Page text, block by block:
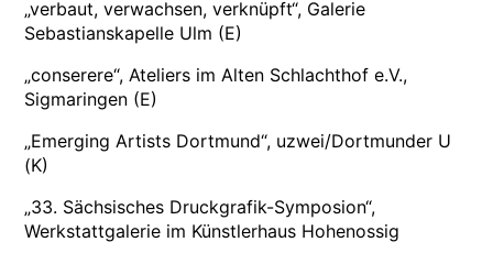
„verbaut, verwachsen, verknüpft“, Galerie
Sebastianskapelle Ulm (E)
„conserere“, Ateliers im Alten Schlachthof e.V.,
Sigmaringen (E)
„Emerging Artists Dortmund“, uzwei/Dortmunder U
(K)
„33. Sächsisches Druckgrafik-Symposion“,
Werkstattgalerie im Künstlerhaus Hohenossig